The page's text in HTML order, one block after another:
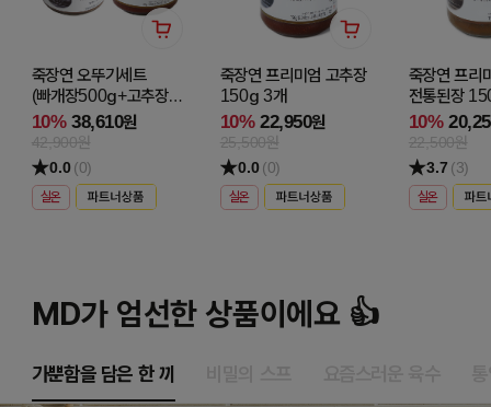
죽장연 오뚜기세트
(빠개장500g+고추장50
0g)
10% 38,610원
42,900원
0.0 (0)
실온
죽장연 프리미엄 고추장
150g 3개
10% 22,950원
25,500원
0.0 (0)
실온
죽장연 프리
전통된장
10%
22,500원
3.7 (3)
실온
MD가 엄선한 상품이에요 👍
가뿐함을 담은 한 끼